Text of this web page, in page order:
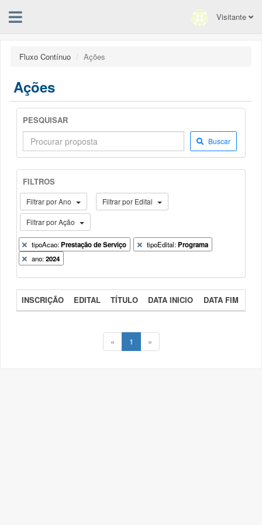
Visitante
Fluxo Contínuo Ações
Ações
PESQUISAR
Buscar
FILTROS
Filtrar por Ano Filtrar por Edital
Filtrar por Ação
tipoAcao:Prestação de Serviço tipoEdital:Programa
ano:2024
INSCRIÇÃO EDITAL TÍTULO DATA INICIO DATA FIM
« 1 »